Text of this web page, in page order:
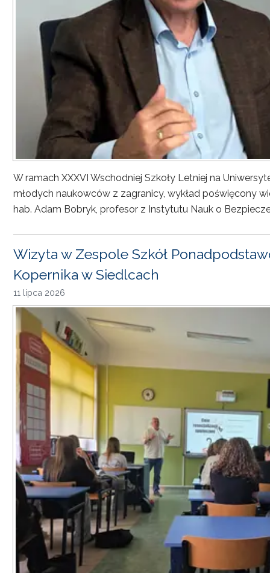
W ramach XXXVI Wschodniej Szkoły Letniej na
młodych naukowców z zagranicy, wykład poświęcony
hab. Adam Bobryk, profesor z Instytutu Nauk o
Wizyta w Zespole Szkół
Kopernika w Siedlcach
11 lipca 2026